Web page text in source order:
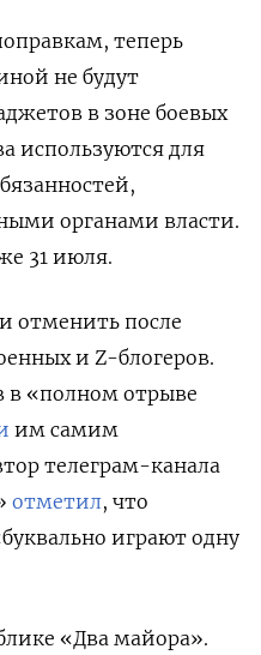
теперь
не будут
в зоне боевых
используются для
органами власти.
31 июля.
отменить после
и Z-блогеров.
в «полном отрыве
им самим
телеграм-канала
отметил, что
играют одну
«Два майора».